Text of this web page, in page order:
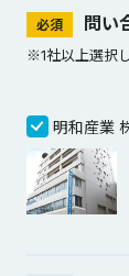
必須 問い
※1社以上選択
明和産業